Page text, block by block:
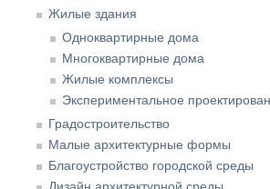
Жилые здания
Одноквартирные дома
Многоквартирные дома
Жилые комплексы
Экспериментальное
Градостроительство
Малые архитектурные формы
Благоустройство городской среды